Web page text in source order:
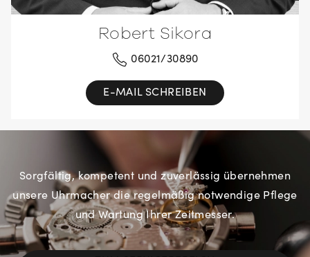
Robert Sikora
06021/30890
E-MAIL SCHREIBEN
Sorgfältig, kompetent und zuverlässig übernehmen
unsere Uhrmacher die regelmäßig notwendige Pflege
und Wartung Ihrer Zeitmesser.